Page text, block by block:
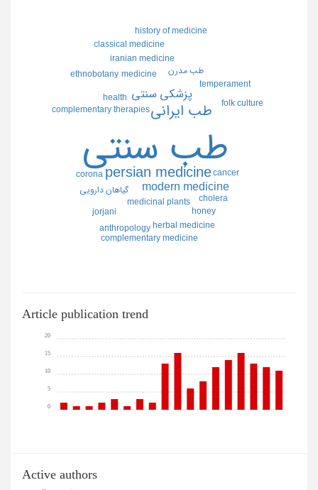
طب سنتي
persian medicine
طب ايراني
modern medicine
پزشكي سنتي
medicinal plants
complementary therapies
medicine طب مدرن
گياهان دارويي
health
herbal medicine
iranian medicine
temperament
anthropology
cancer
cholera
classical medicine
complementary medicine
corona
ethnobotany
folk culture
history of medicine
honey
jorjani
Article publication trend
0
5
10
15
20
Active authors